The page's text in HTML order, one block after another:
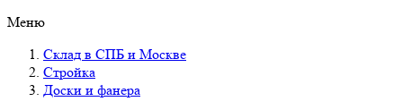
Меню
Склад в СПБ и Москве
Стройка
Доски и фанера